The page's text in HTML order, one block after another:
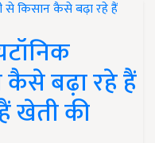
कैसे बढ़ा रहे हैं
खेती की